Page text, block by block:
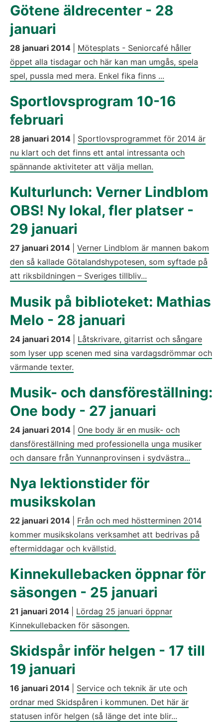
Götene äldrecenter - 28
januari
28 januari 2014
Mötesplats - Seniorcafé håller
öppet alla tisdagar och här kan man umgås, spela
spel, pussla med mera. Enkel fika finns ...
Sportlovsprogram 10-16
februari
28 januari 2014
Sportlovsprogrammet för 2014 är
nu klart och det finns ett antal intressanta och
spännande aktiviteter att välja mellan.
Kulturlunch: Verner Lindblom
OBS! Ny lokal, fler platser -
29 januari
27 januari 2014
Verner Lindblom är mannen bakom
den så kallade Götalandshypotesen, som syftade på
att riksbildningen – Sveriges tillbliv...
Musik på biblioteket: Mathias
Melo - 28 januari
24 januari 2014
Låtskrivare, gitarrist och sångare
som lyser upp scenen med sina vardagsdrömmar och
värmande texter.
Musik- och dansföreställning:
One body - 27 januari
24 januari 2014
One body är en musik- och
dansföreställning med professionella unga musiker
och dansare från Yunnanprovinsen i sydvästra...
Nya lektionstider för
musikskolan
22 januari 2014
Från och med höstterminen 2014
kommer musikskolans verksamhet att bedrivas på
eftermiddagar och kvällstid.
Kinnekullebacken öppnar för
säsongen - 25 januari
21 januari 2014
Lördag 25 januari öppnar
Kinnekullebacken för säsongen.
Skidspår inför helgen - 17 till
19 januari
16 januari 2014
Service och teknik är ute och
ordnar med Skidspåren i kommunen. Det här är
statusen inför helgen (så länge det inte blir...